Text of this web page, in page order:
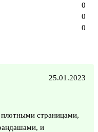
0
0
0
25.01.2023
плотными страницами,
и